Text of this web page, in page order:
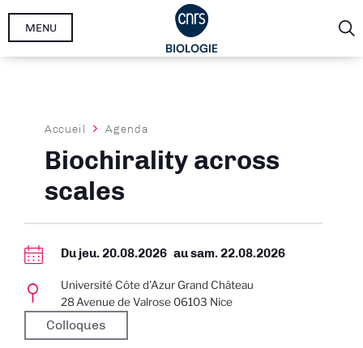
Aller
MENU
Fil
d'Ariane
Accueil Agenda
Biochirality across
scales
Du jeu. 20.08.2026 ausam. 22.08.2026
Université Côte d'Azur Grand Château
28 Avenue de Valrose 06103 Nice
Colloques